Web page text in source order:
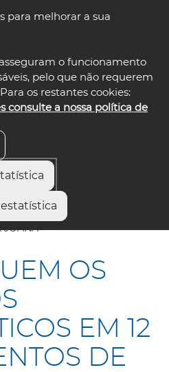
para melhorar a sua
o funcionamento
pelo que não requerem
os restantes cookies:
consulte a nossa política de
select language
URBANÍSTICOS EM 12
JOANA
OS
EM 12
DE